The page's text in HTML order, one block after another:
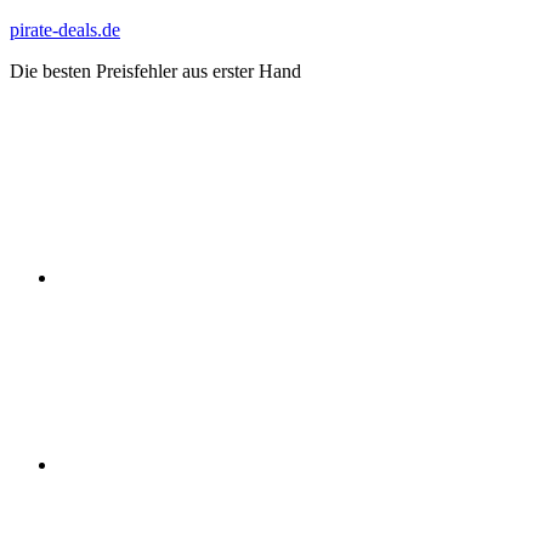
Zum
springen
pirate-deals.de
Die besten Preisfehler aus erster Hand